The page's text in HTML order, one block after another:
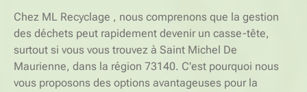
Chez ML Recyclage , nous comprenons que la gestion
des déchets peut rapidement devenir un casse-tête,
surtout si vous vous trouvez à Saint Michel De
Maurienne, dans la région 73140. C'est pourquoi nous
vous proposons des options avantageuses pour la